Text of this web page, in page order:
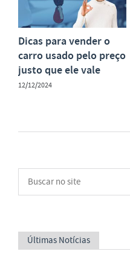
Dicas para vender o
carro usado pelo preço
justo que ele vale
12/12/2024
Últimas Notícias